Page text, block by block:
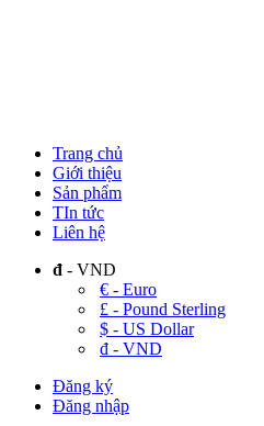
Trang chủ
Giới thiệu
Sản phẩm
TIn tức
Liên hệ
đ - VND
€ - Euro
£ - Pound Sterling
$ - US Dollar
đ - VND
Đăng ký
Đăng nhập